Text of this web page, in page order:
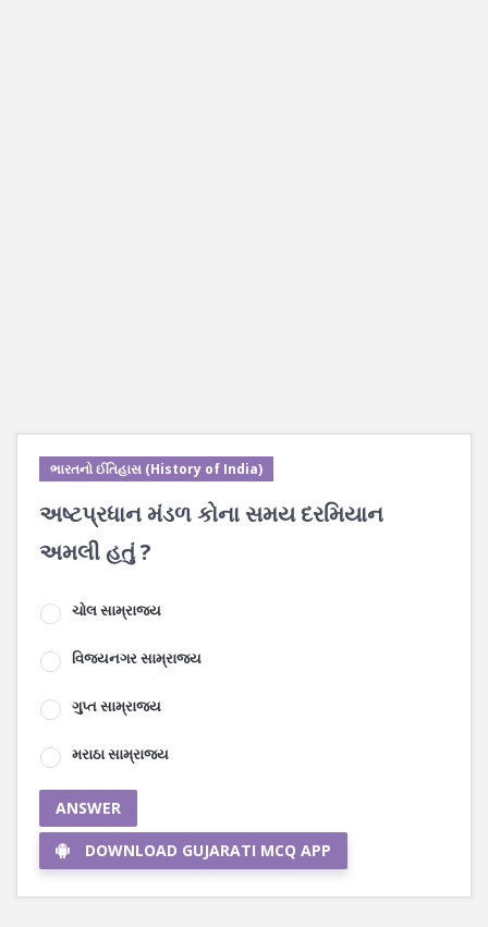
ભારતનો ઈતિહાસ (History of India)
અષ્ટપ્રધાન મંડળ કોના સમય દરમિયાન
અમલી હતું ?
ચોલ સામ્રાજ્ય
વિજયનગર સામ્રાજ્ય
ગુપ્ત સામ્રાજ્ય
મરાઠા સામ્રાજ્ય
ANSWER
DOWNLOAD GUJARATI MCQ APP